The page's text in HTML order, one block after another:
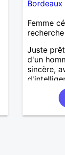
Bordeaux
Femme
Juste
d'un
sincère,
me fasse